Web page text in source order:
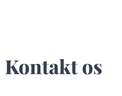
Kontakt os